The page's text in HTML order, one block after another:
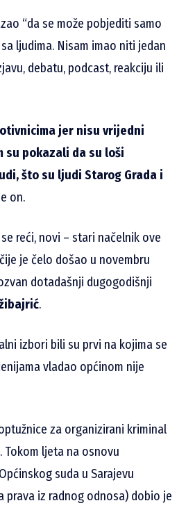
“da se može pobjediti samo
ljudima. Nisam imao niti jedan
debatu, podcast, reakciju ili
jer nisu vrijedni
su pokazali da su loši
što su ljudi Starog Grada i
on.
reći, novi – stari načelnik ove
je čelo došao u novembru
dotadašnji dugogodišnji
.
izbori bili su prvi na kojima se
vladao općinom nije
za organizirani kriminal
ljeta na osnovu
suda u Sarajevu
prava iz radnog odnosa) dobio je